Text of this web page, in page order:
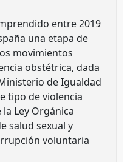
entre 2019
una etapa de
movimientos
obstétrica, dada
de Igualdad
tipo de violencia
Ley Orgánica
salud sexual y
voluntaria